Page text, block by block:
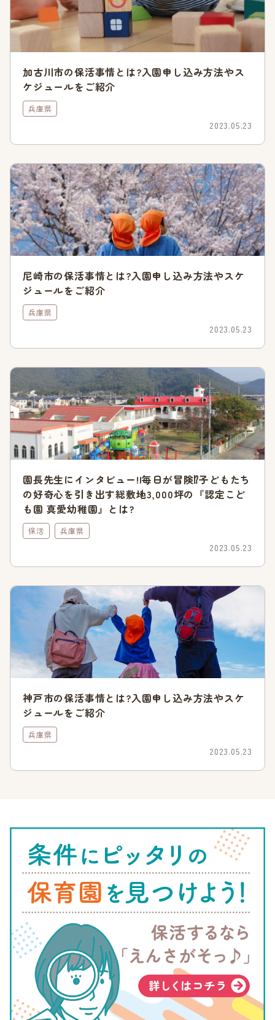
201
7年
201
8年
201
9年
202
0年
202
1年
202
2年
数
(人)
39 36 29 17 16 0
ただし、2次選考でも内定がもらえなかった方には、希望しな
待機児童数が0だからと安心せず、保育の実施基準表の中で加
点できるものを検討するなど対策を講じることをおすすめしま
す。
参照:川西市「令和4年度 第4回川西市子ども・若者未来会議 次
第(P16)」
「保育所・認定こども園(2・3号認定)(入所手続きについて)」
公立認定こども園は人気傾向
2023年4月1日時点の保育園の空き状況を見ると、公立保育所
などと比べて公立認定こども園は空きが少ないと言えます。
数の割合を表にしたものです。(4月1日時点の情報)
募集クラス
数
空きがある
クラス数
空きがある
クラスの割
合
(小数点以
下四捨五
入)
公立保育所
22 5
22%
公立認定こ
ども園
24
28%
ども園
45 15 33%
小規模保育
21 8 38%
公立認定こども園は以下の通りです。
牧の台みどりこども園
加茂こども園
川西こども園
川西北こども園
ただし、これは2023年4月1日の空き状況のデータであるた
参照:川西市「市内認可保育施設の空き状況について」
川西市の保育園・幼稚園を検索
川西市の保活スケジュール
保活をスムーズに進めるためにも、川西市の保活スケジュール
の把握は欠かせません。ここでは川西市の保活スケジュールに
ついて説明します。
川西市における保活スケジュールの目安は以下の通りです。
加古川市の保活事情とは?入園申し込み方法やス
ケジュールをご紹介
兵庫県
2023.05.23
尼崎市の保活事情とは?入園申し込み方法やスケ
ジュールをご紹介
兵庫県
2023.05.23
園長先生にインタビュー!|毎日が冒険⁉子どもたち
の好奇心を引き出す総敷地3,000坪の『認定こど
も園 真愛幼稚園』とは?
保活 兵庫県
2023.05.23
神戸市の保活事情とは?入園申し込み方法やスケ
ジュールをご紹介
兵庫県
2023.05.23